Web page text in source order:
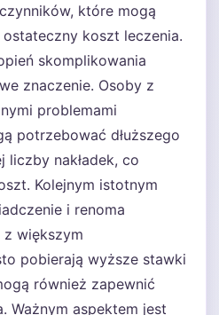
które mogą
ostateczny koszt leczenia.
skomplikowania
znaczenie. Osoby z
problemami
potrzebować dłuższego
liczby nakładek, co
Kolejnym istotnym
i renoma
większym
pobierają wyższe stawki
również zapewnić
Ważnym aspektem jest